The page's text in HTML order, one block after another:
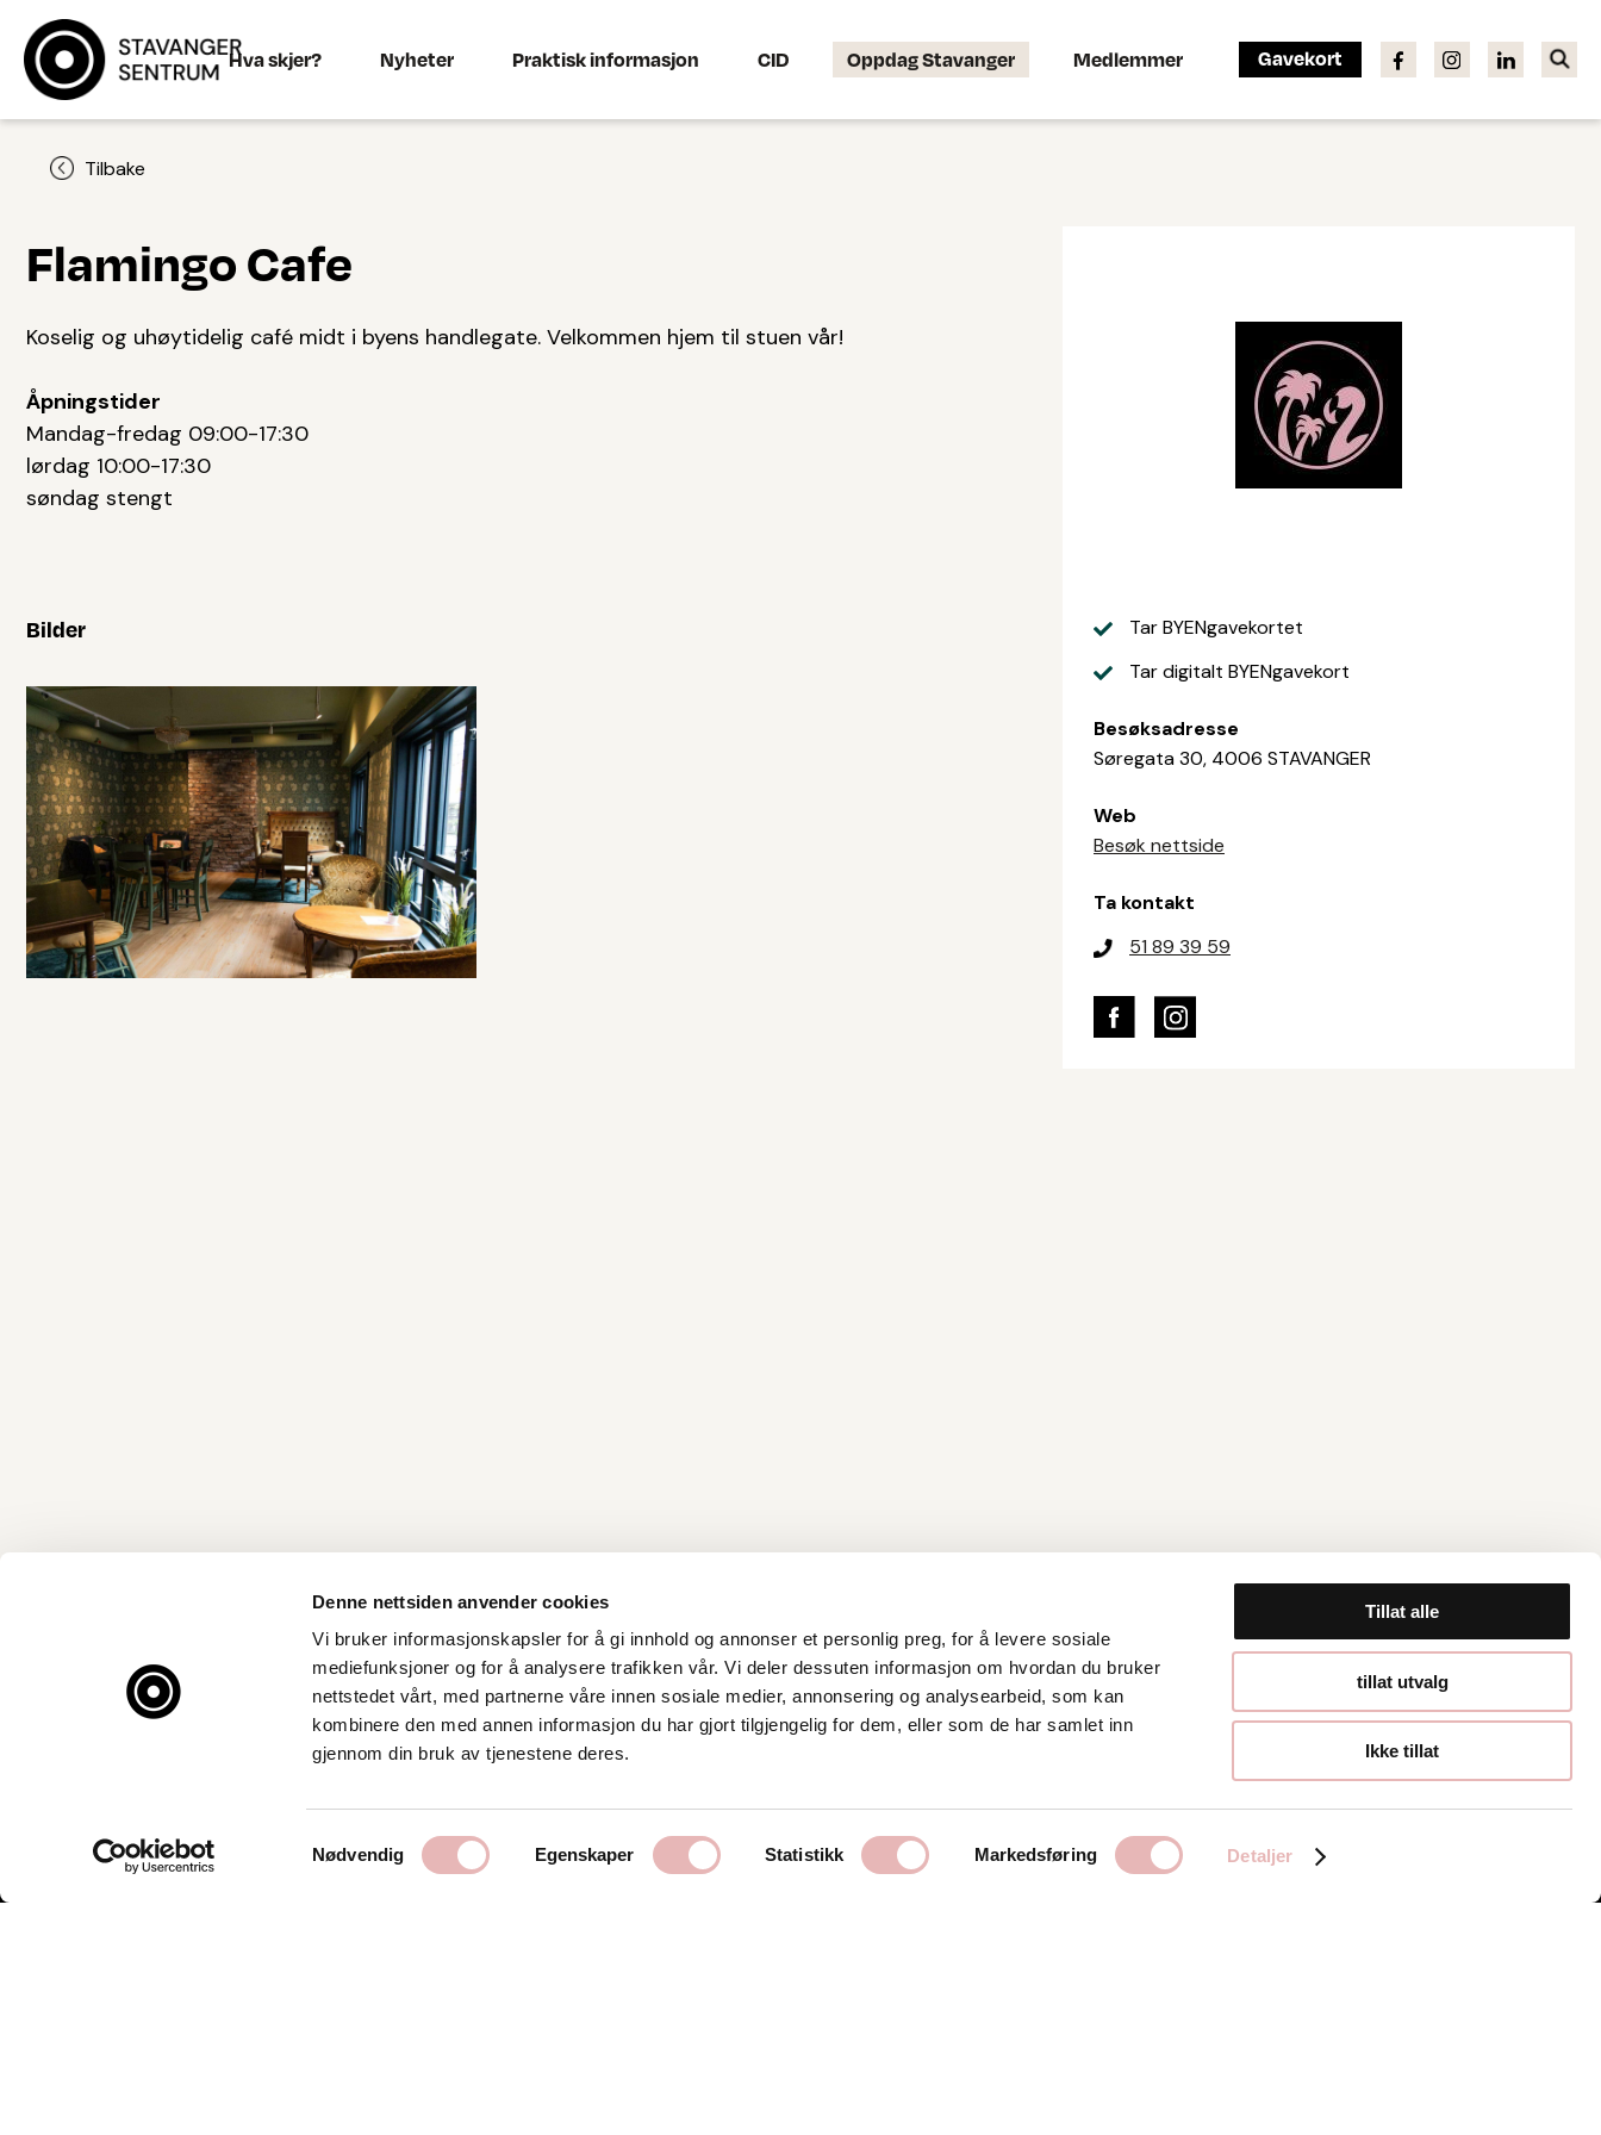
Denne nettsiden anvender cookies
Vi bruker informasjonskapsler for å gi innhold og annonser et personlig preg, for å levere sosiale
mediefunksjoner og for å analysere trafikken vår. Vi deler dessuten informasjon om hvordan du bruker
nettstedet vårt, med partnerne våre innen sosiale medier, annonsering og analysearbeid, som kan
kombinere den med annen informasjon du har gjort tilgjengelig for dem, eller som de har samlet inn
gjennom din bruk av tjenestene deres.
Samtykkevalg
Nødvendig Egenskaper Statistikk Markedsføring Detaljer
Tillat alle
tillat utvalg
Ikke tillat
Hva skjer? Nyheter Praktisk informasjon CID Oppdag Stavanger Medlemmer Gavekort
Tilbake
Flamingo Cafe
Koselig og uhøytidelig café midt i byens handlegate. Velkommen hjem til stuen vår!
Åpningstider
Mandag-fredag 09:00-17:30
lørdag 10:00-17:30
søndag stengt
Bilder
Tar BYENgavekortet
Tar digitalt BYENgavekort
Besøksadresse
Søregata 30, 4006 STAVANGER
Web
Besøk nettside
Ta kontakt
51 89 39 59
Kontakt oss
Stavanger Sentrum AS
Østervåg 6
Tlf:51 89 51 51
post@byen.no
Åpningstider
Hverdager 10:00-
Lørdager 10:00-16:00